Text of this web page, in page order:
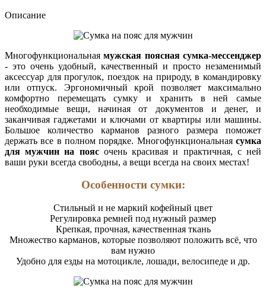
Описание
Многофункциональнаямужская поясная сумка-мессенджер
- это очень удобный, качественный и просто незаменимый
аксессуар для прогулок, поездок на природу, в командировку
или отпуск. Эргономичный крой позволяет максимально
комфортно перемещать сумку и хранить в ней самые
необходимые вещи, начиная от документов и денег, и
заканчивая гаджетами и ключами от квартиры или машины.
Большое количество карманов разного размера поможет
держать все в полном порядке. Многофункциональная сумка
для мужчин на поясочень красивая и практичная, с ней
ваши руки всегда свободны, а вещи всегда на своих местах!
Особенности сумки:
Стильный и не маркий кофейный цвет
Регулировка ремней под нужный размер
Крепкая, прочная, качественная ткань
Множество карманов, которые позволяют положить всё, что
вам нужно
Удобно для езды на мотоцикле, лошади, велосипеде и др.